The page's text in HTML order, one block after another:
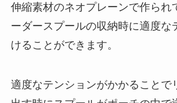
伸縮素材のネオプレーンで作られ
ーダースプールの収納時に適度な
けることができます。
適度なテンションがかかることで